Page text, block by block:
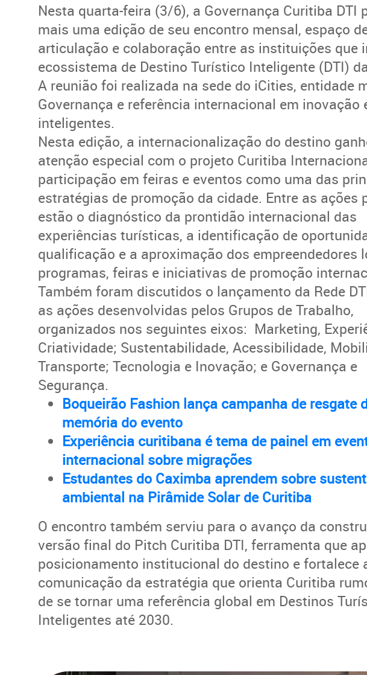
Nesta quarta-feira (3/6), a Governança Curitiba DTI
mais uma edição de seu encontro mensal, espaço
articulação e colaboração entre as instituições que
ecossistema de Destino Turístico Inteligente (DTI)
A reunião foi realizada na sede do iCities, entidade
Governança e referência internacional em inovação
inteligentes.
Nesta edição, a internacionalização do destino
atenção especial com o projeto Curitiba
participação em feiras e eventos como uma das
estratégias de promoção da cidade. Entre as ações
estão o diagnóstico da prontidão internacional das
experiências turísticas, a identificação de
qualificação e a aproximação dos empreendedores
programas, feiras e iniciativas de promoção
Também foram discutidos o lançamento da Rede
as ações desenvolvidas pelos Grupos de Trabalho,
organizados nos seguintes eixos: Marketing,
Criatividade; Sustentabilidade, Acessibilidade,
Transporte; Tecnologia e Inovação; e Governança e
Segurança.
Boqueirão Fashion lança campanha de resgate
memória do evento
Experiência curitibana é tema de painel em
internacional sobre migrações
Estudantes do Caximba aprendem sobre
ambiental na Pirâmide Solar de Curitiba
O encontro também serviu para o avanço da
versão final do Pitch Curitiba DTI, ferramenta que
posicionamento institucional do destino e fortalece
comunicação da estratégia que orienta Curitiba
de se tornar uma referência global em Destinos
Inteligentes até 2030.